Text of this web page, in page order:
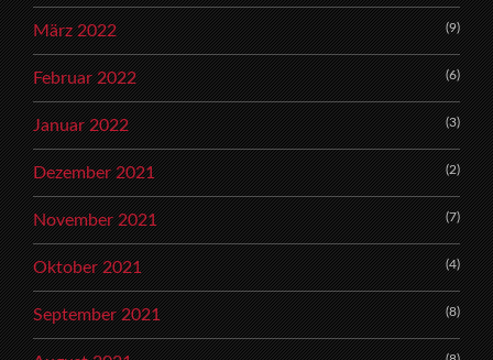
März 2022 (9)
Februar 2022 (6)
Januar 2022 (3)
Dezember 2021 (2)
November 2021 (7)
Oktober 2021 (4)
September 2021 (8)